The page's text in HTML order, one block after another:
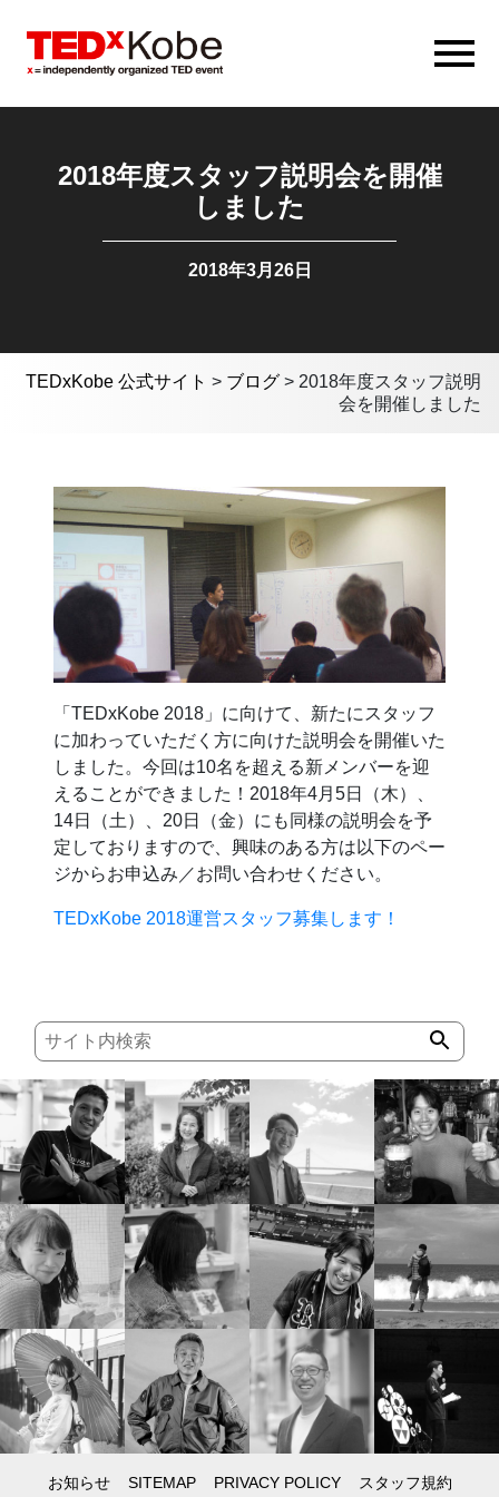
2018年度スタッフ説明会を開催
しました
2018年3月26日
TEDxKobe 公式サイト > ブログ > 2018年度スタッフ説明
会を開催しました
「TEDxKobe 2018」に向けて、新たにスタッフ
に加わっていただく方に向けた説明会を開催いた
しました。今回は10名を超える新メンバーを迎
えることができました！2018年4月5日（木）、
14日（土）、20日（金）にも同様の説明会を予
定しておりますので、興味のある方は以下のペー
ジからお申込み／お問い合わせください。
TEDxKobe 2018運営スタッフ募集します！
お知らせ SITEMAP PRIVACY POLICY スタッフ規約